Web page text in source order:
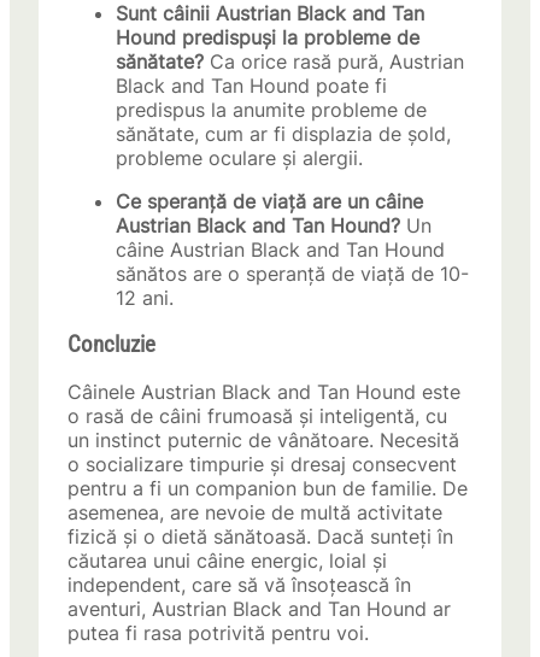
Sunt câinii Austrian Black and Tan
Hound predispuși la probleme de
sănătate? Ca orice rasă pură, Austrian
Black and Tan Hound poate fi
predispus la anumite probleme de
sănătate, cum ar fi displazia de șold,
probleme oculare și alergii.
Ce speranță de viață are un câine
Austrian Black and Tan Hound? Un
câine Austrian Black and Tan Hound
sănătos are o speranță de viață de 10-
12 ani.
Concluzie
Câinele Austrian Black and Tan Hound este
o rasă de câini frumoasă și inteligentă, cu
un instinct puternic de vânătoare. Necesită
o socializare timpurie și dresaj consecvent
pentru a fi un companion bun de familie. De
asemenea, are nevoie de multă activitate
fizică și o dietă sănătoasă. Dacă sunteți în
căutarea unui câine energic, loial și
independent, care să vă însoțească în
aventuri, Austrian Black and Tan Hound ar
putea fi rasa potrivită pentru voi.